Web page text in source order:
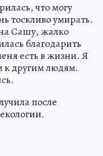
что могу
тоскливо умирать.
Сашу, жалко
благодарить
есть в жизни. Я
к другим людям.
после